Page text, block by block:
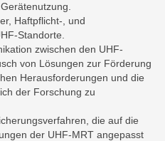
Haftpflicht-, und
Standorte.
zwischen den UHF-
von Lösungen zur Förderung
Herausforderungen und die
der Forschung zu
die auf die
der UHF-MRT angepasst